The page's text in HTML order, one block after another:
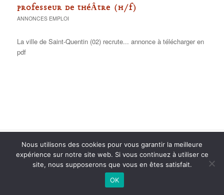
PROFESSEUR DE THÉÂTRE (H/F)
ANNONCES EMPLOI
La ville de Saint-Quentin (02) recrute... annonce à télécharger en
pdf
2015 anPad - RéalisationTicoët
Mentions Légales
Nous écrire
Nous utilisons des cookies pour vous garantir la meilleure
expérience sur notre site web. Si vous continuez à utiliser ce
site, nous supposerons que vous en êtes satisfait.
OK